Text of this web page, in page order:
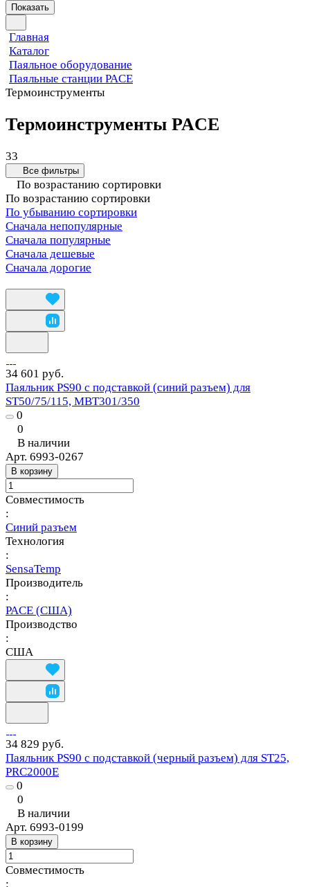
Показать
Главная
Каталог
Паяльное оборудование
Паяльные станции PACE
Термоинструменты
Термоинструменты PACE
33
Все фильтры
По возрастанию сортировки
По возрастанию сортировки
По убыванию сортировки
Сначала непопулярные
Сначала популярные
Сначала дешевые
Сначала дорогие
34 601 руб.
Паяльник PS90 с подставкой (синий разъем) для
ST50/75/115, MBT301/350
0
0
В наличии
Арт. 6993-0267
В корзину
Совместимость
:
Синий разъем
Технология
:
SensaTemp
Производитель
:
PACE (США)
Производство
:
США
34 829 руб.
Паяльник PS90 с подставкой (черный разъем) для ST25,
PRC2000E
0
0
В наличии
Арт. 6993-0199
В корзину
Совместимость
: